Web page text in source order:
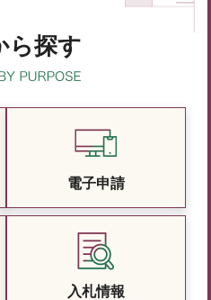
ら探す
電子申請
入札情報